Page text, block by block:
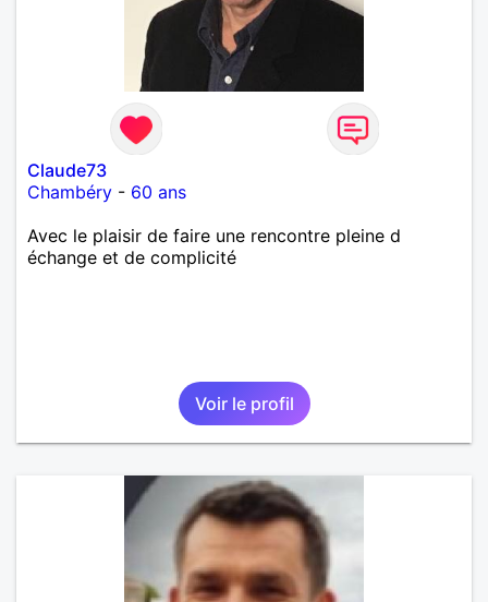
Claude73
Chambéry - 60 ans
Avec le plaisir de faire une rencontre pleine d
échange et de complicité
Voir le profil